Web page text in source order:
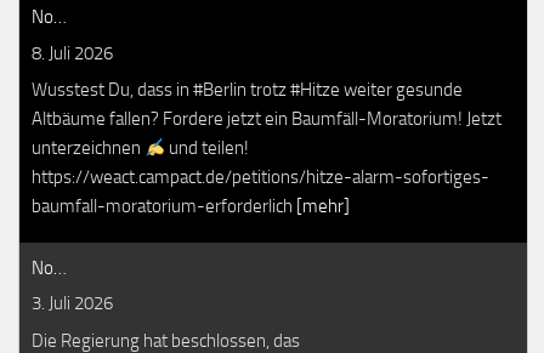
No…
8. Juli 2026
Wusstest Du, dass in #Berlin trotz #Hitze weiter gesunde
Altbäume fallen? Fordere jetzt ein Baumfäll-Moratorium! Jetzt
unterzeichnen
und teilen!
https://weact.campact.de/petitions/hitze-alarm-sofortiges-
baumfall-moratorium-erforderlich [mehr]
No…
3. Juli 2026
Die Regierung hat beschlossen, das